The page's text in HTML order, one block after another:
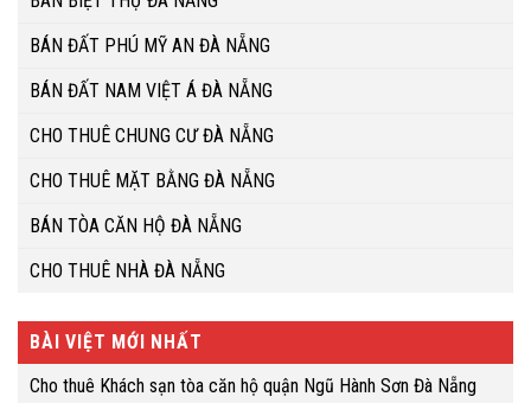
BÁN ĐẤT PHÚ MỸ AN ĐÀ NẴNG
BÁN ĐẤT NAM VIỆT Á ĐÀ NẴNG
CHO THUÊ CHUNG CƯ ĐÀ NẴNG
CHO THUÊ MẶT BẰNG ĐÀ NẴNG
BÁN TÒA CĂN HỘ ĐÀ NẴNG
CHO THUÊ NHÀ ĐÀ NẴNG
BÀI VIỆT MỚI NHẤT
Cho thuê Khách sạn tòa căn hộ quận Ngũ Hành Sơn Đà Nẵng